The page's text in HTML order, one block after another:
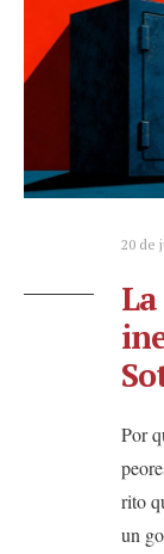
20 de
Por
rito
un